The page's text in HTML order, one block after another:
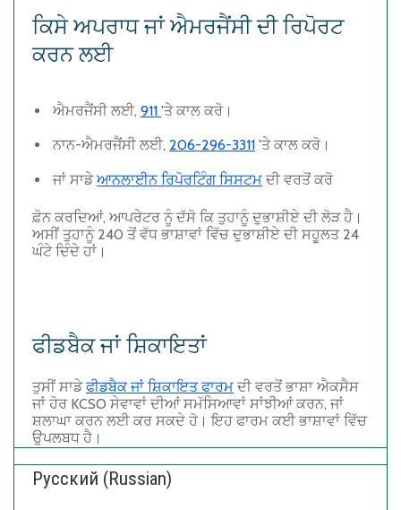
ਕਿਸੇ ਅਪਰਾਧ ਜਾਂ ਐਮਰਜੈਂਸੀ ਦੀ ਰਿਪੋਰਟ
ਕਰਨ ਲਈ
ਐਮਰਜੈਂਸੀ ਲਈ, 911 'ਤੇ ਕਾਲ ਕਰੋ।
ਨਾਨ-ਐਮਰਜੈਂਸੀ ਲਈ, 206-296-3311 'ਤੇ ਕਾਲ ਕਰੋ।
ਜਾਂ ਸਾਡੇਆਨਲਾਈਨ ਰਿਪੋਰਟਿੰਗ ਸਿਸਟਮ ਦੀ ਵਰਤੋਂ ਕਰੋ
ਫ਼ੋਨ ਕਰਦਿਆਂ, ਆਪਰੇਟਰ ਨੂੰ ਦੱਸੋ ਕਿ ਤੁਹਾਨੂੰ ਦੁਭਾਸ਼ੀਏ ਦੀ ਲੋੜ ਹੈ।
ਅਸੀਂ ਤੁਹਾਨੂੰ 240 ਤੋਂ ਵੱਧ ਭਾਸ਼ਾਵਾਂ ਵਿੱਚ ਦੁਭਾਸ਼ੀਏ ਦੀ ਸਹੂਲਤ 24
ਘੰਟੇ ਦਿੰਦੇ ਹਾਂ।
ਫੀਡਬੈਕ ਜਾਂ ਸ਼ਿਕਾਇਤਾਂ
ਤੁਸੀਂ ਸਾਡੇਫੀਡਬੈਕ ਜਾਂ ਸ਼ਿਕਾਇਤ ਫਾਰਮ ਦੀ ਵਰਤੋਂ ਭਾਸ਼ਾ ਐਕਸੈਸ
ਜਾਂ ਹੋਰ KCSO ਸੇਵਾਵਾਂ ਦੀਆਂ ਸਮੱਸਿਆਵਾਂ ਸਾਂਝੀਆਂ ਕਰਨ, ਜਾਂ
ਸ਼ਲਾਘਾ ਕਰਨ ਲਈ ਕਰ ਸਕਦੇ ਹੋ। ਇਹ ਫਾਰਮ ਕਈ ਭਾਸ਼ਾਵਾਂ ਵਿੱਚ
ਉਪਲਬਧ ਹੈ।
Русский (Russian)